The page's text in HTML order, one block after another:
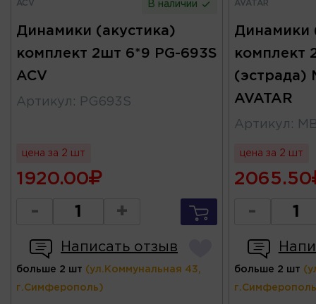
ACV В наличии
Динамики (акустика)
комплект 2шт 6*9 PG-693S
ACV
Артикул : PG693S
цена за 2 шт
1920.00
- +
Написать отзыв
больше 2 шт (ул.Коммунальная 43,
г.Симферополь)
AVATAR
Динамики
комплект
(эстрада)
AVATAR
Артикул :
цена за 2 шт
2065.50
-
больше 2 шт